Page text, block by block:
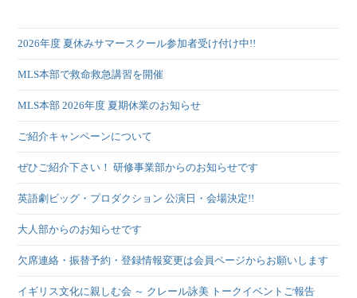
2026年度 夏休みサマースクール参加者受け付け中!!
MLS本部で救命救急講習を開催
MLS本部 2026年度 夏期休業のお知らせ
ご紹介キャンペーンについて
ぜひご紹介下さい！ 研修事業部からのお知らせです
英語劇ビッグ・プロダクション 公演日・会場決定!!
大人部からのお知らせです
欠席連絡・振替予約・登録情報変更は会員ページからお願いします
イギリス文化に親しむ会 ～ クレール詠美 トークイベントご報告